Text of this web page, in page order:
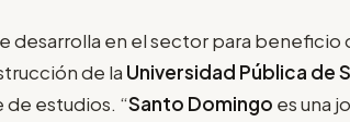
desarrolla en el sector para beneficio
de la Universidad Pública de
de estudios. “Santo Domingo es una